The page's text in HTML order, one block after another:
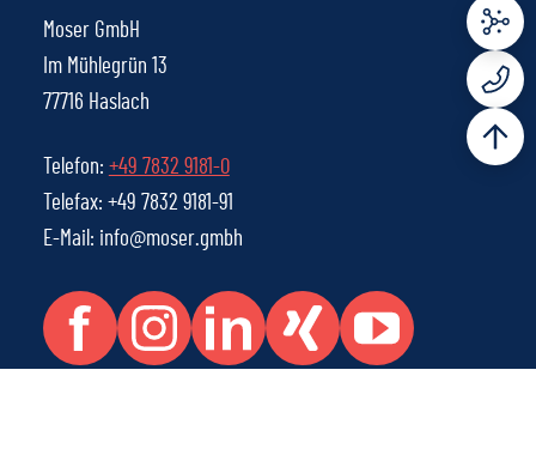
Moser GmbH
Im Mühlegrün 13
77716 Haslach
Telefon: +49 7832 9181-0
Telefax: +49 7832 9181-91
E-Mail: info@moser.gmbh